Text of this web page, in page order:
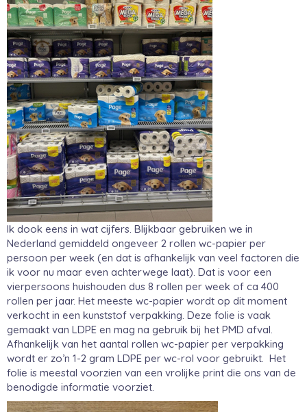
Ik dook eens in wat cijfers. Blijkbaar gebruiken we in
Nederland gemiddeld ongeveer 2 rollen wc-papier per
persoon per week (en dat is afhankelijk van veel factoren die
ik voor nu maar even achterwege laat). Dat is voor een
vierpersoons huishouden dus 8 rollen per week of ca 400
rollen per jaar. Het meeste wc-papier wordt op dit moment
verkocht in een kunststof verpakking. Deze folie is vaak
gemaakt van LDPE en mag na gebruik bij het PMD afval.
Afhankelijk van het aantal rollen wc-papier per verpakking
wordt er zo’n 1-2 gram LDPE per wc-rol voor gebruikt. Het
folie is meestal voorzien van een vrolijke print die ons van de
benodigde informatie voorziet.